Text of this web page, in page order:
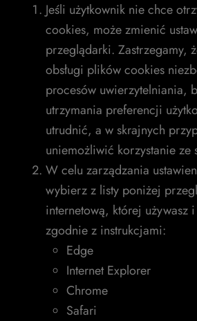
Jeśli użytkownik nie chce
cookies, może zmienić
przeglądarki. Zastrzegamy,
obsługi plików cookies
procesów uwierzytelniania,
utrzymania preferencji
utrudnić, a w skrajnych
uniemożliwić korzystanie ze
W celu zarządzania
wybierz z listy poniżej
internetową, której używasz
zgodnie z instrukcjami:
Edge
Internet Explorer
Chrome
Safari